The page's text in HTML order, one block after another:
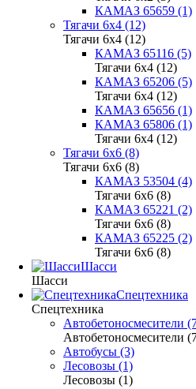
КАМАЗ 65659 (1)
Тягачи 6x4 (12)
Тягачи 6x4 (12)
КАМАЗ 65116 (5)
Тягачи 6x4 (12)
КАМАЗ 65206 (5)
Тягачи 6x4 (12)
КАМАЗ 65656 (1)
КАМАЗ 65806 (1)
Тягачи 6x4 (12)
Тягачи 6x6 (8)
Тягачи 6x6 (8)
КАМАЗ 53504 (4)
Тягачи 6x6 (8)
КАМАЗ 65221 (2)
Тягачи 6x6 (8)
КАМАЗ 65225 (2)
Тягачи 6x6 (8)
Шасси
Шасси
Спецтехника
Спецтехника
Автобетоносмесители
Автобетоносмесители
Автобусы (3)
Лесовозы (1)
Лесовозы (1)